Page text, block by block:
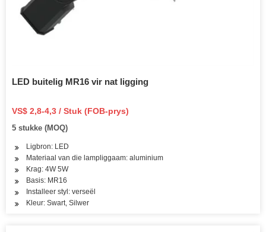
LED buitelig MR16 vir nat ligging
VS$ 2,8-4,3 / Stuk (FOB-prys)
5 stukke (MOQ)
Ligbron: LED
Materiaal van die lampliggaam: aluminium
Krag: 4W 5W
Basis: MR16
Installeer styl: verseël
Kleur: Swart, Silwer